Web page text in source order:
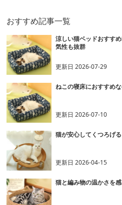
おすすめ記事一覧
涼しい猫ベッドおすす
気性も抜群
更新日2026-07-29
ねこの寝床におすすめ
更新日2026-07-10
猫が安心してくつろげ
更新日2026-04-15
猫と編み物の温かさを